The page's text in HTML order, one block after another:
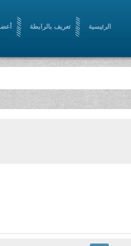
الرئيسية تعريف بالرابطة